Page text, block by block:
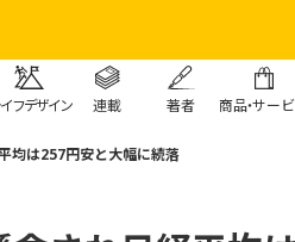
フデザイン 連載 著者 商品・サー
均は257円安と大幅に続落